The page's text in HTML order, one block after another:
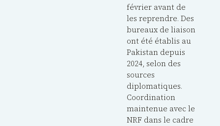
février avant de
les reprendre. Des
bureaux de liaison
ont été établis au
Pakistan depuis
2024, selon des
sources
diplomatiques.
Coordination
maintenue avec le
NRF dans le cadre